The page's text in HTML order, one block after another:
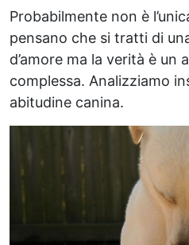
Probabilmente non è
pensano che si tratti di
d’amore ma la verità è un
complessa. Analizziamo
abitudine canina.